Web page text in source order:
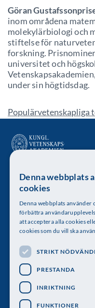
Göran
inom områdena
molekylärbiologi och
stiftelse för
forskning.
universitet och
under sin högtidsdag.
Populärvetenskapliga
Kungl.
Besöksadress: Lilla
Telefon: 08-673 95 00
Följ oss
Denna webbplats
cookies
Denna webbplats använder
förbättra
att acceptera alla cookies
cookies som du vill ska
STRIKT
PRESTANDA
INRIKTNING
FUNKTIONER